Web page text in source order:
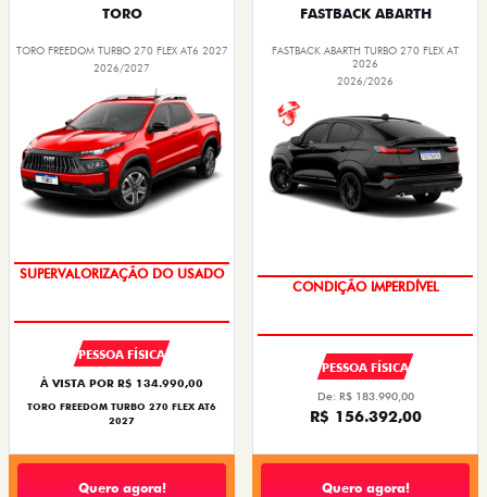
TORO
TORO FREEDOM TURBO 270 FLEX AT6 2027
2026/2027
OPORTUNIDADE
PESSOA FÍSICA
À VISTA POR R$ 134.990,00
TORO FREEDOM TURBO 270 FLEX AT6
2027
Quero agora!
FASTBACK ABARTH
FASTBACK ABARTH TURBO 270 FLEX AT
2026
2026/2026
CONDIÇÃO IMPERDÍVEL
PESSOA FÍSICA
De: R$ 183.990,00
R$ 156.392,00
Quero agora!